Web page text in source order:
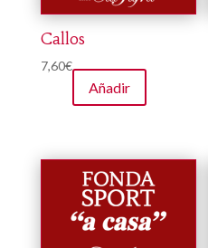
Callos
7,60€
Añadir